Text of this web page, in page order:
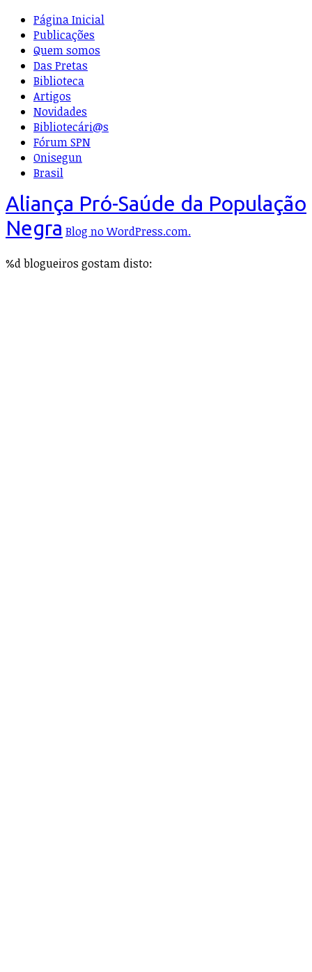
Página Inicial
Publicações
Quem somos
Das Pretas
Biblioteca
Artigos
Novidades
Bibliotecári@s
Fórum SPN
Onisegun
Brasil
Aliança Pró-Saúde da População
Negra Blog no WordPress.com.
%dblogueiros gostam disto: